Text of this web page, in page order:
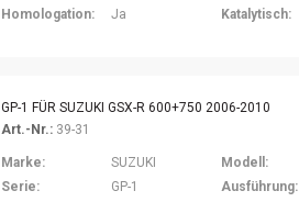
Homologation:
Ja Katalytisch:
GP-1 FÜR SUZUKI GSX-R 600+750 2006-2010
Art.-Nr.: 39-31
Marke: SUZUKI Modell:
Serie:
GP-1 Ausführung: